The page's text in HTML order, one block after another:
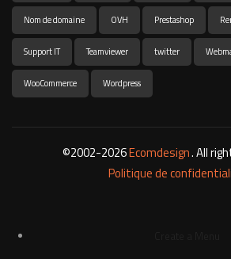
Nom de domaine OVH Prestashop
Support IT Teamviewer twitter
WooCommerce Wordpress
©2002-2026Ecomdesign. All
Politique de